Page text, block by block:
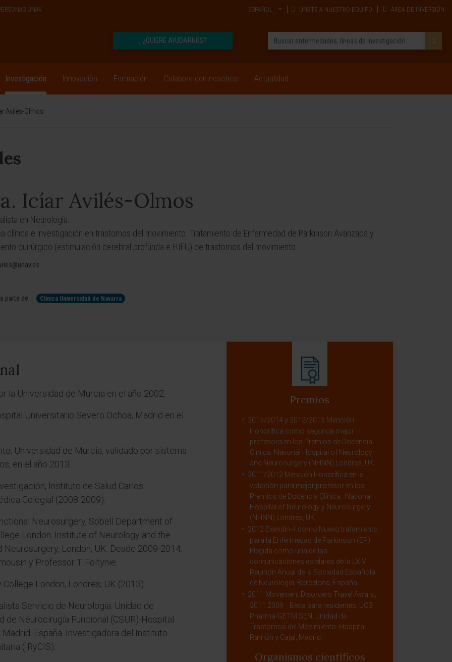
UNAV ESPAÑOL ÚNETE A NUESTRO EQUIPO ÁREA DE INVERSIÓN
¿QUIERE AYUDARNOS?
Investigación Innovación Formación Colabore con nosotros Actualidad
Avilés-Olmos
Icíar Avilés-Olmos
en Neurología.
clínica e investigación en trastornos del movimiento. Tratamiento de Enfermedad de Parkinson Avanzada y
quirúrgico (estimulación cerebral profunda e HIFU) de trastornos del movimiento.
parte de: Clínica Universidad de Navarra
la Universidad de Murcia en el año 2002.
Universitario Severo Ochoa, Madrid en el
Universidad de Murcia, validado por sistema
en el año 2013.
Instituto de Salud Carlos
Colegial (2008-2009).
Neurosurgery, Sobell Department of
London. Institute of Neurology and the
London, UK. Desde 2009-2014.
y Professor T. Foltynie.
London, Londres, UK (2013).
Servicio de Neurología. Unidad de
Neurocirugía Funcional (CSUR)-Hospital
Madrid. España. Investigadora del Instituto
(IRyCIS).
Premios
2013/2014 y 2012/2013 Mención
Honorífica como segunda mejor
profesora en los Premios de Docencia
Clínica. National Hospital of Neurology
and Neurosurgery (NHNN) Londres, UK.
2011/2012 Mención Honorífica en la
votación para mejor profesor en los
Premios de Docencia Clínica . National
Hospital of Neurology y Neurosurgery
(NHNN) Londres, UK.
2012 Exendin-4 como Nuevo tratamiento
para la Enfermedad de Parkinson (EP)
Elegida como una de las
comunicaciones estelares de la LXIV
Reunión Anual de la Sociedad Española
de Neurología, Barcelona, España.
2011 Movement Disorders Travel Award,
2011.2009 Beca para residentes, UCB
Pharma-GETM SEN. Unidad de
Trastornos del Movimiento. Hospital
Ramón y Cajal, Madrid.
Organismos científicos